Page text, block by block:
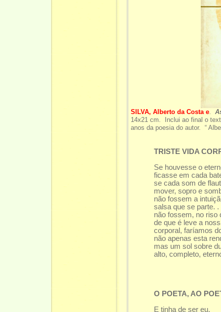
SILVA, Alberto da Costa e.
14x21 cm. Inclui ao final o
anos da poesia do autor. “
TRISTE VIDA
Se houvesse o
ficasse em cada
se cada som de
mover, sopro e
não fossem a
salsa que se parte.
não fossem, no riso
de que é leve a
corporal, faríamos
não apenas esta
mas um sol sobre
alto, completo,
O POETA, AO
E tinha de ser eu,